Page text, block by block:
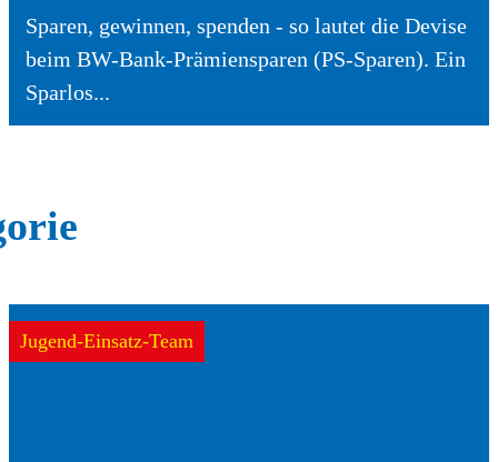
Sparen, gewinnen, spenden - so lautet die Devise
beim BW-Bank-Prämiensparen (PS-Sparen). Ein
Sparlos...
Jugend-Einsatz-Team